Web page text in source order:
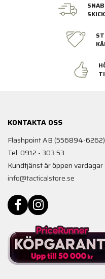
KONTAKTA OSS
Flashpoint AB (556894-6262)
Tel. 0912 - 303 53
Kundtjänst är öppen vardagar
info@tacticalstore.se